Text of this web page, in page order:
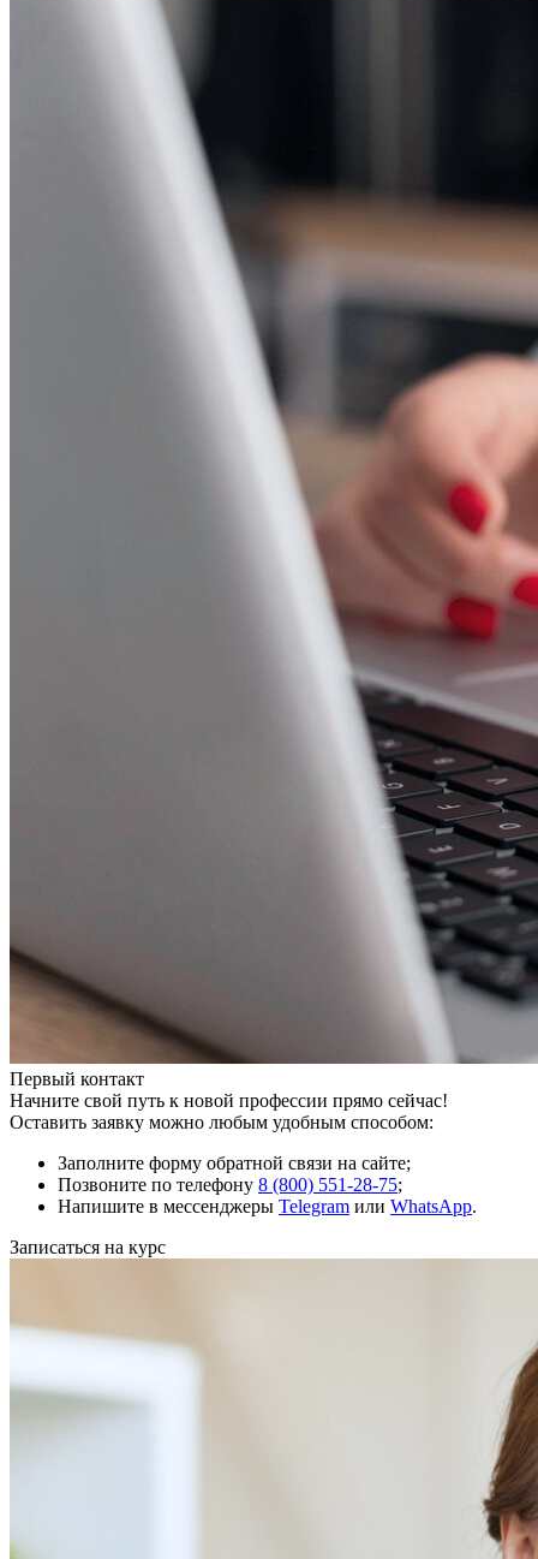
Первый контакт
Начните свой путь к новой профессии прямо сейчас!
Оставить заявку можно любым удобным способом:
Заполните форму обратной связи на сайте;
Позвоните по телефону 8 (800) 551-28-75;
Напишите в мессенджеры Telegram или WhatsApp.
Записаться на курс